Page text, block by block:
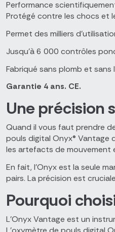
Performance
Protégé contre les chocs et
Permet des milliers
Jusqu’à 6 000 contrôles
Fabriqué sans plomb et sans
Garantie 4 ans. CE.
Une précision
Quand il vous faut prendre
pouls digital Onyx® Vantage
les artefacts de mouvement
En fait, l’Onyx est la seule
pairs. La précision est
Pourquoi
L’Onyx Vantage est un